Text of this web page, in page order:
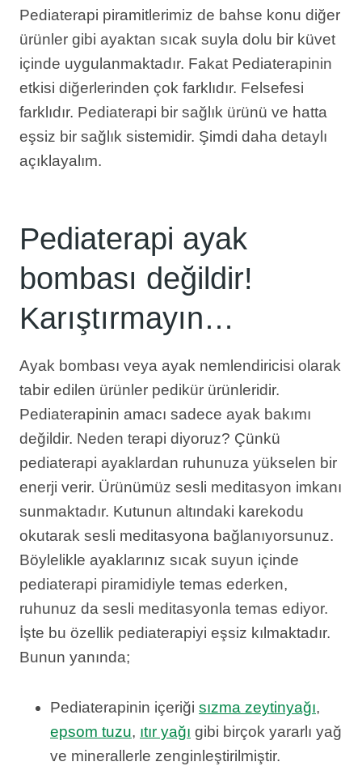
Pediaterapi piramitlerimiz de bahse konu diğer
ürünler gibi ayaktan sıcak suyla dolu bir küvet
içinde uygulanmaktadır. Fakat Pediaterapinin
etkisi diğerlerinden çok farklıdır. Felsefesi
farklıdır. Pediaterapi bir sağlık ürünü ve hatta
eşsiz bir sağlık sistemidir. Şimdi daha detaylı
açıklayalım.
Pediaterapi ayak
bombası değildir!
Karıştırmayın…
Ayak bombası veya ayak nemlendiricisi olarak
tabir edilen ürünler pedikür ürünleridir.
Pediaterapinin amacı sadece ayak bakımı
değildir. Neden terapi diyoruz? Çünkü
pediaterapi ayaklardan ruhunuza yükselen bir
enerji verir. Ürünümüz sesli meditasyon imkanı
sunmaktadır. Kutunun altındaki karekodu
okutarak sesli meditasyona bağlanıyorsunuz.
Böylelikle ayaklarınız sıcak suyun içinde
pediaterapi piramidiyle temas ederken,
ruhunuz da sesli meditasyonla temas ediyor.
İşte bu özellik pediaterapiyi eşsiz kılmaktadır.
Bunun yanında;
Pediaterapinin içeriği sızma zeytinyağı,
epsom tuzu, ıtır yağı gibi birçok yararlı yağ
ve minerallerle zenginleştirilmiştir.